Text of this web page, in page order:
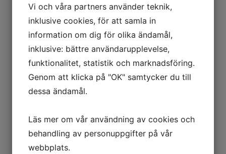
drar man ut bandet, fäster krokarna och
spänner sedan åt med spännaren för att
spänna fast lasten. Anpassad för att
säkra lättare last.
ETIM-klasskod: EC012174
Surrningskapacitet: 600 kg
Lastsäkringskapacitet LC: 300 kg
Bredd: 25 mm
Vi och våra partners använder teknik,
inklusive cookies, för att samla in
information om dig för olika ändamål,
inklusive: bättre användarupplevelse,
funktionalitet, statistik och marknadsföring.
Genom att klicka på "OK" samtycker du till
dessa ändamål.
Läs mer om vår användning av cookies och
behandling av personuppgifter på vår
webbplats.